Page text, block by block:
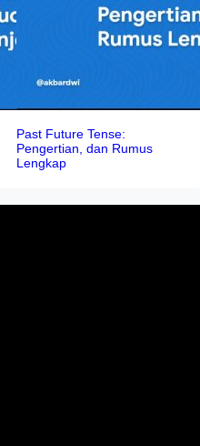
Past Future Tense:
Pengertian, dan Rumus
Lengkap